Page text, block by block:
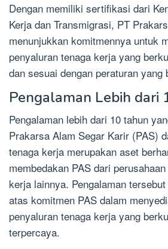
Dengan memiliki sertifikasi dari
Kerja dan Transmigrasi, PT
menunjukkan komitmennya untuk
penyaluran tenaga kerja yang
dan sesuai dengan peraturan yang
Pengalaman Lebih dari
Pengalaman lebih dari 10 tahun
Prakarsa Alam Segar Karir (PAS)
tenaga kerja merupakan aset
membedakan PAS dari
kerja lainnya. Pengalaman
atas komitmen PAS dalam
penyaluran tenaga kerja yang
terpercaya.